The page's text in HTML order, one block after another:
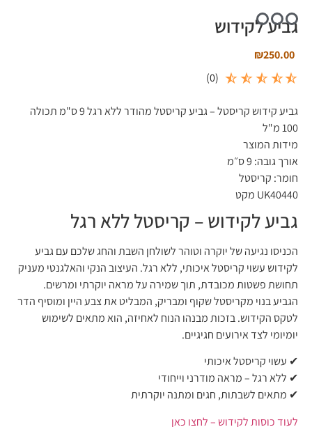
גביע לקידוש
₪250.00
(
0
)
גביע קידוש קריסטל – גביע קריסטל מהודר ללא רגל 9 ס"מ תכולה
100 מ"ל
מידות המוצר
אורך גובה: 9 ס״מ
חומר: קריסטל
UK40440 מקט
גביע לקידוש – קריסטל ללא רגל
הכניסו נגיעה של יוקרה וטוהר לשולחן השבת והחג שלכם עם גביע
לקידוש עשוי קריסטל איכותי, ללא רגל. העיצוב הנקי והאלגנטי מעניק
תחושת פשטות מכובדת, תוך שמירה על מראה יוקרתי ומרשים.
הגביע בנוי מקריסטל שקוף ומבריק, המבליט את צבע היין ומוסיף הדר
לטקס הקידוש. בזכות מבנהו הנוח לאחיזה, הוא מתאים לשימוש
יומיומי לצד אירועים חגיגיים.
✔ עשוי קריסטל איכותי
✔ ללא רגל – מראה מודרני וייחודי
✔ מתאים לשבתות, חגים ומתנה יוקרתית
לעוד כוסות לקידוש – לחצו כאן